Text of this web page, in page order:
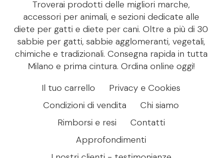
Troverai prodotti delle migliori marche,
accessori per animali, e sezioni dedicate alle
diete per gatti e diete per cani. Oltre a più di 30
sabbie per gatti, sabbie agglomeranti, vegetali,
chimiche e tradizionali. Consegna rapida in tutta
Milano e prima cintura. Ordina online oggi!
Il tuo carrello
Privacy e Cookies
Condizioni di vendita
Chi siamo
Rimborsi e resi
Contatti
Approfondimenti